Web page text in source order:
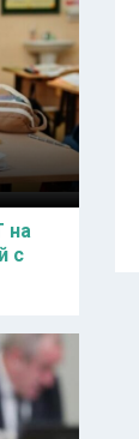
на
с